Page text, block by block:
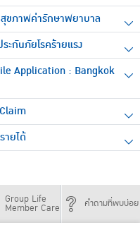
ขภาพค่ารักษาพยาบาล
ะกันภัยโรคร้ายแรง
Application : Bangkok
ายได้
Group Life
Member Care คำถามที่พบบ่อย